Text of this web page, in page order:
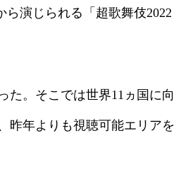
演じられる「超歌舞伎
た。そこでは世界11ヵ国に
昨年よりも視聴可能エリア